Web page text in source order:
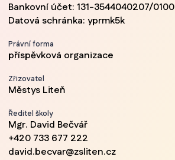
Bankovní účet: 131-3544040207/0100
Datová schránka: yprmk5k
Právní forma
příspěvková organizace
Zřizovatel
Městys Liteň
Ředitel školy
Mgr. David Bečvář
+420 733 677 222
david.becvar@zsliten.cz